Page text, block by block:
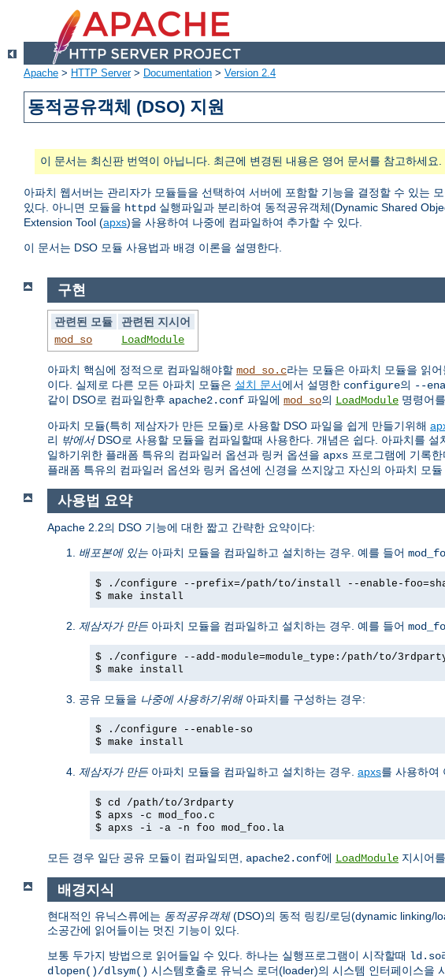
Apache > HTTP Server> Documentation > Version 2.4
동적공유객체 (DSO) 지원
이 문서는 최신판 번역이 아닙니다. 최근에 변경된 내용은 영어 문서를 참고하세요.
아파치 웹서버는 관리자가 모듈들을 선택하여 서버에 포함할 기능을 결정할 수 있는
있다. 아니면 모듈을 httpd 실행파일과 분리하여 동적공유객체(Dynamic Shared
Extension Tool (apxs)을 사용하여 나중에 컴파일하여 추가할 수 있다.
이 문서는 DSO 모듈 사용법과 배경 이론을 설명한다.
구현
관련된 모듈
관련된 지시어
mod_so
LoadModule
아파치 핵심에 정적으로 컴파일해야할 mod_so.c라는 모듈은 아파치 모듈을 읽
이다. 실제로 다른 모든 아파치 모듈은 설치 문서에서 설명한 configure의 --
같이 DSO로 컴파일한후 apache2.conf 파일에 mod_so의 LoadModule 명령어
아파치 모듈(특히 제삼자가 만든 모듈)로 사용할 DSO 파일을 쉽게 만들기위해
리 밖에서DSO로 사용할 모듈을 컴파일할때 사용한다. 개념은 쉽다. 아파치를 설
일하기위한 플래폼 특유의 컴파일러 옵션과 링커 옵션을 apxs 프로그램에 기록
플래폼 특유의 컴파일러 옵션와 링커 옵션에 신경을 쓰지않고 자신의 아파치 모
사용법 요약
Apache 2.2의 DSO 기능에 대한 짧고 간략한 요약이다:
배포본에 있는 아파치 모듈을 컴파일하고 설치하는 경우. 예를 들어
$ ./configure --prefix=/path/to/install --enable-
$ make install
제삼자가 만든 아파치 모듈을 컴파일하고 설치하는 경우. 예를 들어
$ ./configure --add-module=module_type:/path/to/
$ make install
공유 모듈을 나중에 사용하기위해아파치를 구성하는 경우:
$ ./configure --enable-so
$ make install
제삼자가 만든 아파치 모듈을 컴파일하고 설치하는 경우. apxs를 사용하여
$ cd /path/to/3rdparty
$ apxs -c mod_foo.c
$ apxs -i -a -n foo mod_foo.la
모든 경우 일단 공유 모듈이 컴파일되면, apache2.conf에 LoadModule 지시어
배경지식
현대적인 유닉스류에는 동적공유객체(DSO)의 동적 링킹/로딩(dynamic linking/
소공간에 읽어들이는 멋진 기능이 있다.
보통 두가지 방법으로 읽어들일 수 있다. 하나는 실행프로그램이 시작할때 ld.so
dlopen()/dlsym() 시스템호출로 유닉스 로더(loader)의 시스템 인터페이스을